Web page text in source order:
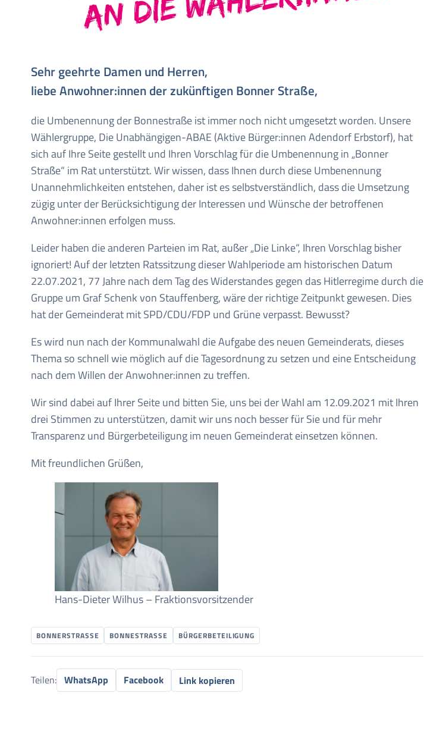
Sehr geehrte Damen und Herren,
liebe Anwohner:innen der zukünftigen Bonner Straße,
die Umbenennung der Bonnestraße ist immer noch nicht umgesetzt worden. Unsere
Wählergruppe, Die Unabhängigen-ABAE (Aktive Bürger:innen Adendorf Erbstorf), hat
sich auf Ihre Seite gestellt und Ihren Vorschlag für die Umbenennung in „Bonner
Straße“ im Rat unterstützt. Wir wissen, dass Ihnen durch diese Umbenennung
Unannehmlichkeiten entstehen, daher ist es selbstverständlich, dass die Umsetzung
zügig unter der Berücksichtigung der Interessen und Wünsche der betroffenen
Anwohner:innen erfolgen muss.
Leider haben die anderen Parteien im Rat, außer „Die Linke“, Ihren Vorschlag bisher
ignoriert! Auf der letzten Ratssitzung dieser Wahlperiode am historischen Datum
22.07.2021, 77 Jahre nach dem Tag des Widerstandes gegen das Hitlerregime durch die
Gruppe um Graf Schenk von Stauffenberg, wäre der richtige Zeitpunkt gewesen. Dies
hat der Gemeinderat mit SPD/CDU/FDP und Grüne verpasst. Bewusst?
Es wird nun nach der Kommunalwahl die Aufgabe des neuen Gemeinderats, dieses
Thema so schnell wie möglich auf die Tagesordnung zu setzen und eine Entscheidung
nach dem Willen der Anwohner:innen zu treffen.
Wir sind dabei auf Ihrer Seite und bitten Sie, uns bei der Wahl am 12.09.2021 mit Ihren
drei Stimmen zu unterstützen, damit wir uns noch besser für Sie und für mehr
Transparenz und Bürgerbeteiligung im neuen Gemeinderat einsetzen können.
Mit freundlichen Grüßen,
Hans-Dieter Wilhus – Fraktionsvorsitzender
BONNERSTRASSE BONNESTRASSE BÜRGERBETEILIGUNG
Teilen: WhatsApp Facebook Link kopieren